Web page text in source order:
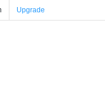
Upgrade